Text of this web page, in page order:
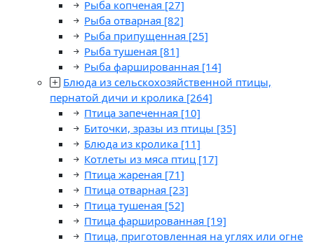
Рыба копченая [27]
Рыба отварная [82]
Рыба припущенная [25]
Рыба тушеная [81]
Рыба фаршированная [14]
Блюда из сельскохозяйственной птицы,
пернатой дичи и кролика [264]
Птица запеченная [10]
Биточки, зразы из птицы [35]
Блюда из кролика [11]
Котлеты из мяса птиц [17]
Птица жареная [71]
Птица отварная [23]
Птица тушеная [52]
Птица фаршированная [19]
Птица, приготовленная на углях или огне